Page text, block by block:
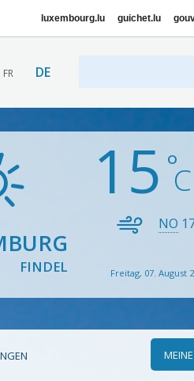
luxembourg.lu guichet.lu
FR DE
FINDEL
15
NO
Freitag, 07. August